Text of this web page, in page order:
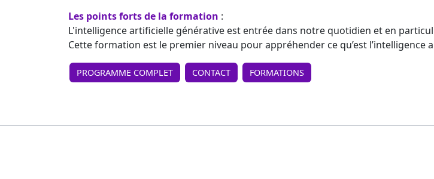
Les points forts de la formation :
L'intelligence artificielle générative est entrée dans notre quotidien et en
Cette formation est le premier niveau pour appréhender ce qu’est
PROGRAMME COMPLET CONTACT FORMATIONS